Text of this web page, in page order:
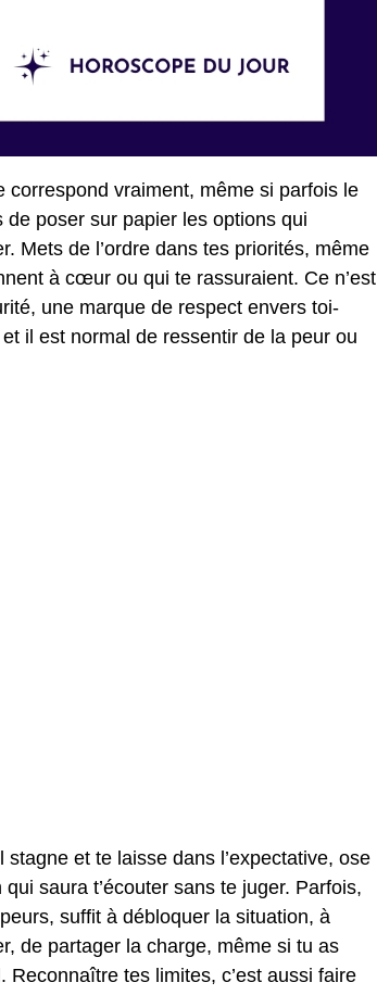
vraiment, même si parfois le
poser sur papier les options qui
Mets de l’ordre dans tes priorités, même
à cœur ou qui te rassuraient. Ce n’est
une marque de respect envers toi-
il est normal de ressentir de la peur ou
et te laisse dans l’expectative, ose
saura t’écouter sans te juger. Parfois,
suffit à débloquer la situation, à
de partager la charge, même si tu as
Reconnaître tes limites, c’est aussi faire